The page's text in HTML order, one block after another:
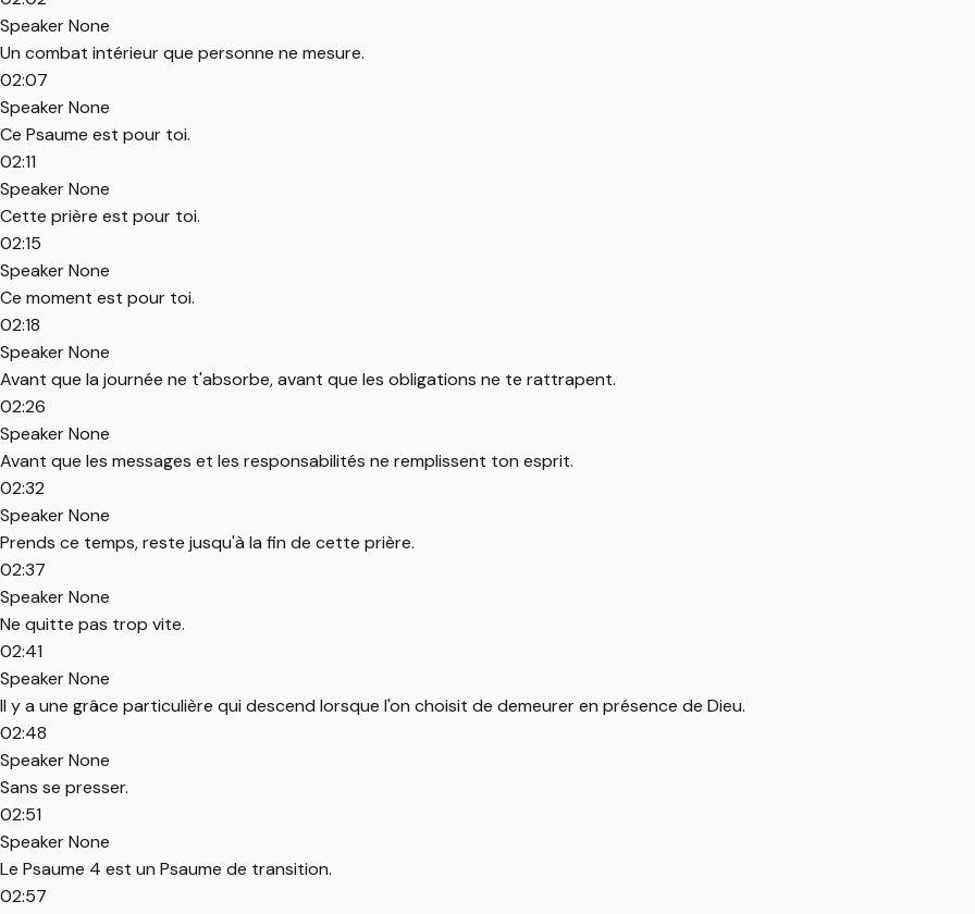
Speaker None
Un combat intérieur que personne ne mesure.
02:07
Speaker None
Ce Psaume est pour toi.
02:11
Speaker None
Cette prière est pour toi.
02:15
Speaker None
Ce moment est pour toi.
02:18
Speaker None
Avant que la journée ne t'absorbe, avant que les obligations ne te rattrapent.
02:26
Speaker None
Avant que les messages et les responsabilités ne remplissent ton esprit.
02:32
Speaker None
Prends ce temps, reste jusqu'à la fin de cette prière.
02:37
Speaker None
Ne quitte pas trop vite.
02:41
Speaker None
Il y a une grâce particulière qui descend lorsque l'on choisit de demeurer en présence de Dieu.
02:48
Speaker None
Sans se presser.
02:51
Speaker None
Le Psaume 4 est un Psaume de transition.
02:57